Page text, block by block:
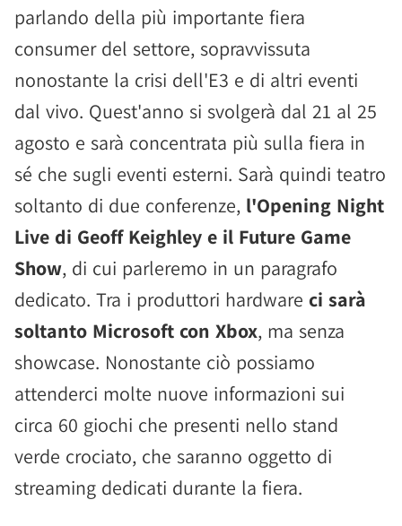
parlando della più importante fiera
consumer del settore, sopravvissuta
nonostante la crisi dell'E3 e di altri eventi
dal vivo. Quest'anno si svolgerà dal 21 al 25
agosto e sarà concentrata più sulla fiera in
sé che sugli eventi esterni. Sarà quindi teatro
soltanto di due conferenze, l'Opening Night
Live di Geoff Keighley e il Future Game
Show, di cui parleremo in un paragrafo
dedicato. Tra i produttori hardware ci sarà
soltanto Microsoft con Xbox, ma senza
showcase. Nonostante ciò possiamo
attenderci molte nuove informazioni sui
circa 60 giochi che presenti nello stand
verde crociato, che saranno oggetto di
streaming dedicati durante la fiera.